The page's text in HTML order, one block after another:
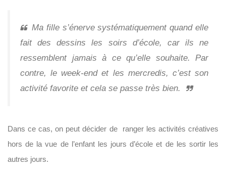
Ma fille s’énerve systématiquement quand elle
fait des dessins les soirs d’école, car ils ne
ressemblent jamais à ce qu’elle souhaite. Par
contre, le week-end et les mercredis, c’est son
activité favorite et cela se passe très bien.
Dans ce cas, on peut décider de ranger les activités créatives
hors de la vue de l’enfant les jours d’école et de les sortir les
autres jours.